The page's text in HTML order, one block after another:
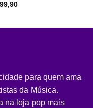
para quem ama
da Música.
na loja pop mais